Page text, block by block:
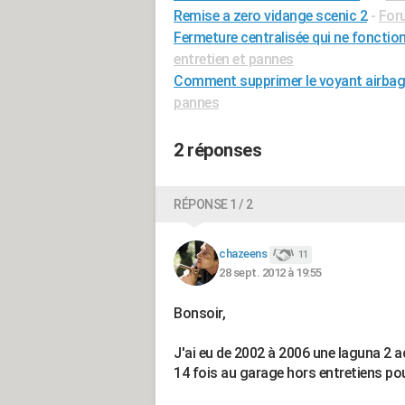
Remise a zero vidange scenic 2 -
Fermeture centralisée qui ne
entretien et pannes
Comment supprimer le voyant
pannes
2 réponses
RÉPONSE 1 / 2
chazeens 11
28 sept. 2012 à 19:55
Bonsoir,
J'ai eu de 2002 à 2006 une laguna 2
14 fois au garage hors entretiens